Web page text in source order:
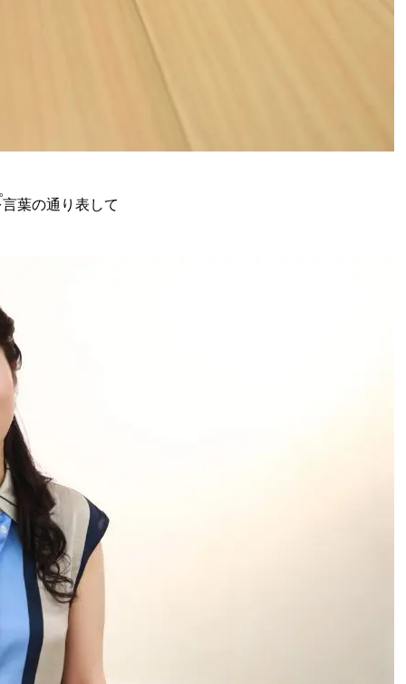
葉の通り表して